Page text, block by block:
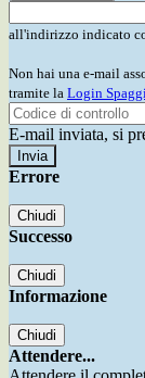
all'indirizzo indicato
Non hai una e-mail
tramite la Login
E-mail inviata, si
Errore
Chiudi
Successo
Chiudi
Informazione
Chiudi
Attendere...